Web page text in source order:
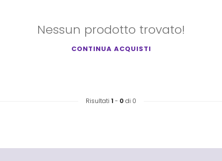
Nessun prodotto trovato!
CONTINUA ACQUISTI
Risultati 1 - 0 di 0